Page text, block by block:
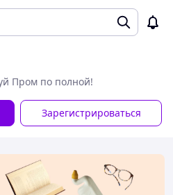
Пром по полной!
Зарегистрироваться